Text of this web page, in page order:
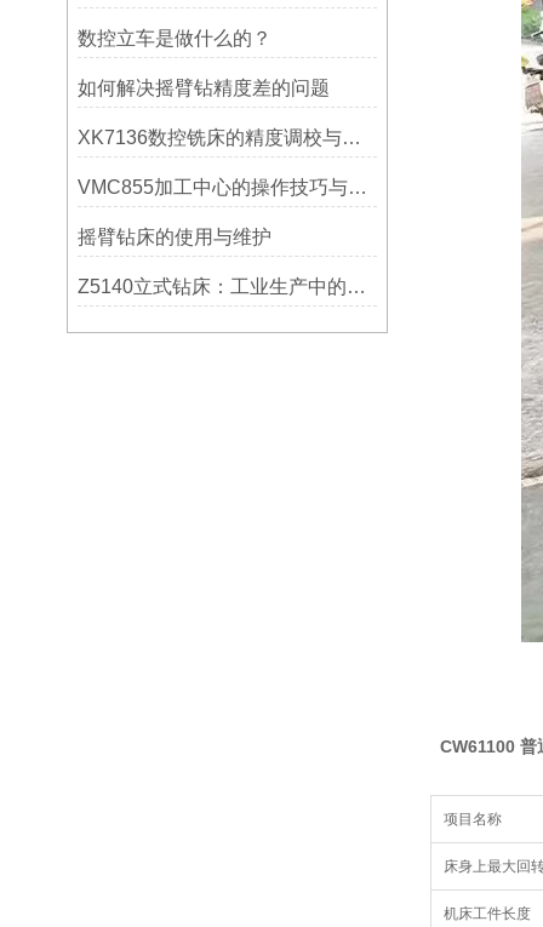
数控立车是做什么的？
如何解决摇臂钻精度差的问题
XK7136数控铣床的精度调校与性能优化
VMC855加工中心的操作技巧与维护指南
摇臂钻床的使用与维护
Z5140立式钻床：工业生产中的得力助手
CW61100 普
项目名称
床身上最大回
机床工件长度